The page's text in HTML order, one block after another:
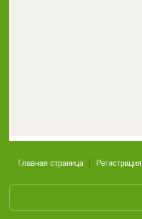
Главная страница Регистрация